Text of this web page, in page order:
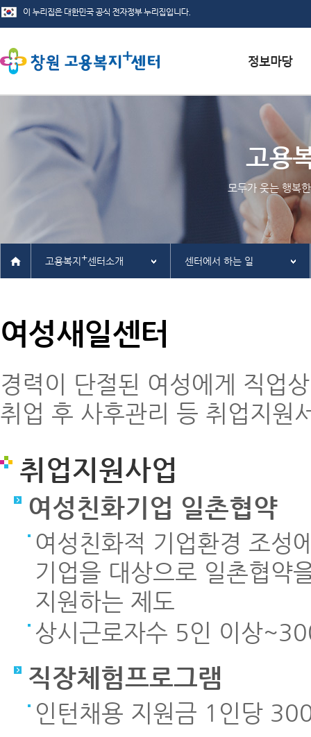
서식자료실
채용정보
인재정보
관련사이트
고용
모두가 웃는 행복
고용복지 +센터소개 센터에서 하는 일
여성새일센터
경력이 단절된 여성에게 직업
취업 후 사후관리 등 취업지원
취업지원사업
여성친화기업 일촌협약
여성친화적 기업환경 조성
기업을 대상으로 일촌협약
지원하는 제도
상시근로자수 5인 이상
직장체험프로그램
인턴채용 지원금 1인당